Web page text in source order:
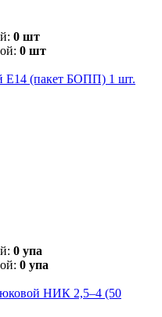
0 шт
0 шт
Е14 (пакет БОПП) 1 шт.
0 упа
0 упа
НИК 2,5–4 (50